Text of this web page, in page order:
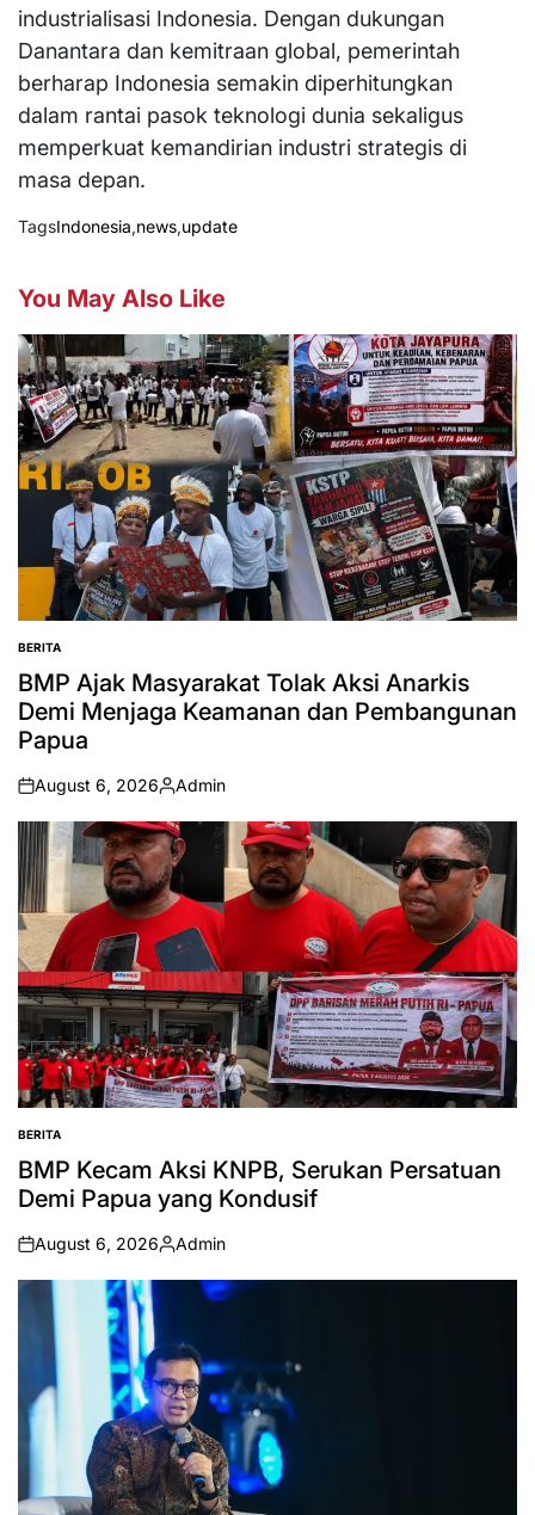
industrialisasi Indonesia. Dengan dukungan
Danantara dan kemitraan global, pemerintah
berharap Indonesia semakin diperhitungkan
dalam rantai pasok teknologi dunia sekaligus
memperkuat kemandirian industri strategis di
masa depan.
TagsIndonesia,news,update
You May Also Like
POSTED
IN
BERITA
BMP Ajak Masyarakat Tolak Aksi Anarkis
Demi Menjaga Keamanan dan Pembangunan
Papua
on
August 6, 2026
Posted
by
Admin
POSTED
IN
BERITA
BMP Kecam Aksi KNPB, Serukan Persatuan
Demi Papua yang Kondusif
on
August 6, 2026
Posted
by
Admin